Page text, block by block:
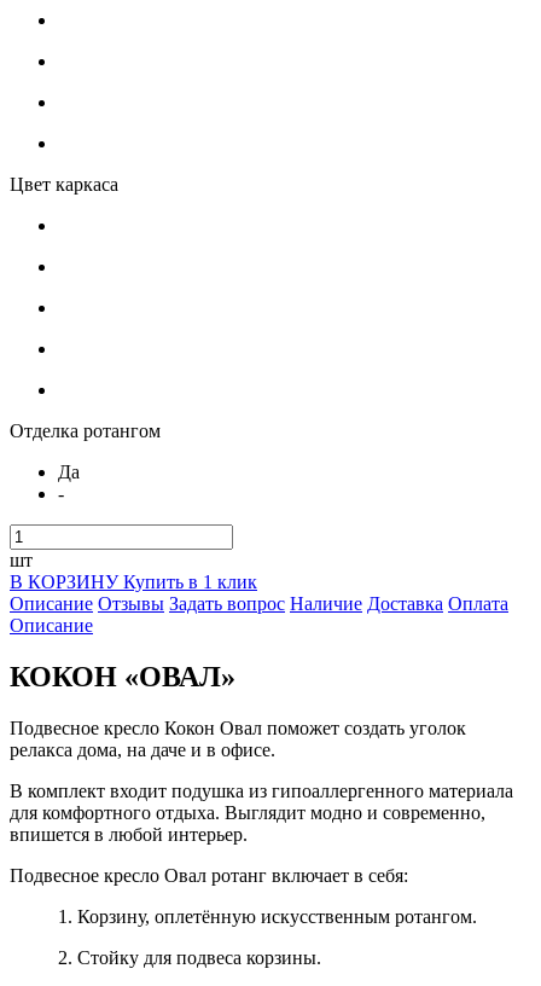
Цвет каркаса
Отделка ротангом
Да
-
шт
В КОРЗИНУКупить в 1 клик
Описание Отзывы Задать вопрос Наличие Доставка Оплата
Описание
КОКОН «ОВАЛ»
Подвесное кресло Кокон Овал поможет создать уголок
релакса дома, на даче и в офисе.
В комплект входит подушка из гипоаллергенного материала
для комфортного отдыха. Выглядит модно и современно,
впишется в любой интерьер.
Подвесное кресло Овал ротанг включает в себя:
1. Корзину, оплетённую искусственным ротангом.
2. Стойку для подвеса корзины.